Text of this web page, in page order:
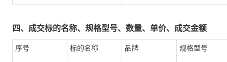
四、成交标的名称、规格型号、数量、单价、成交金额
序号 标的名称 品牌 规格型号